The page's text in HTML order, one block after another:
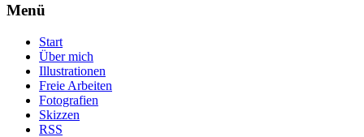
Menü
Start
Über mich
Illustrationen
Freie Arbeiten
Fotografien
Skizzen
RSS